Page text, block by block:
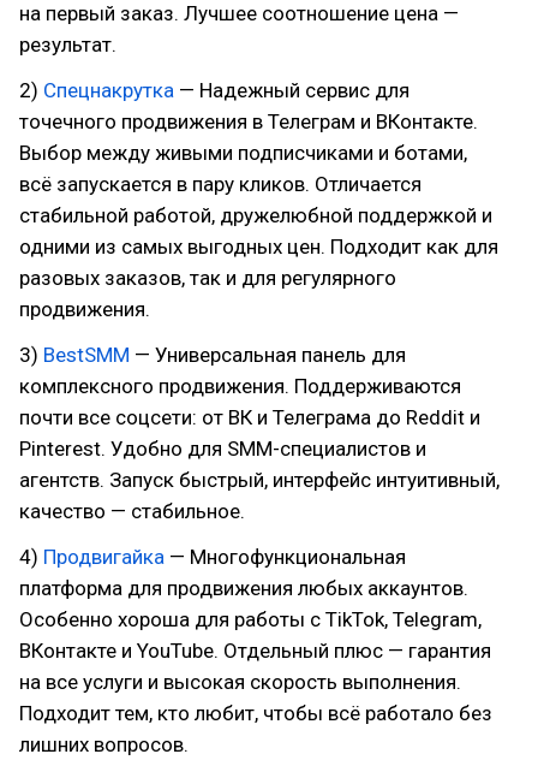
на первый заказ. Лучшее соотношение цена —
результат.
2) Спецнакрутка — Надежный сервис для
точечного продвижения в Телеграм и ВКонтакте.
Выбор между живыми подписчиками и ботами,
всё запускается в пару кликов. Отличается
стабильной работой, дружелюбной поддержкой и
одними из самых выгодных цен. Подходит как для
разовых заказов, так и для регулярного
продвижения.
3) BestSMM — Универсальная панель для
комплексного продвижения. Поддерживаются
почти все соцсети: от ВК и Телеграма до Reddit и
Pinterest. Удобно для SMM-специалистов и
агентств. Запуск быстрый, интерфейс интуитивный,
качество — стабильное.
4) Продвигайка — Многофункциональная
платформа для продвижения любых аккаунтов.
Особенно хороша для работы с TikTok, Telegram,
ВКонтакте и YouTube. Отдельный плюс — гарантия
на все услуги и высокая скорость выполнения.
Подходит тем, кто любит, чтобы всё работало без
лишних вопросов.